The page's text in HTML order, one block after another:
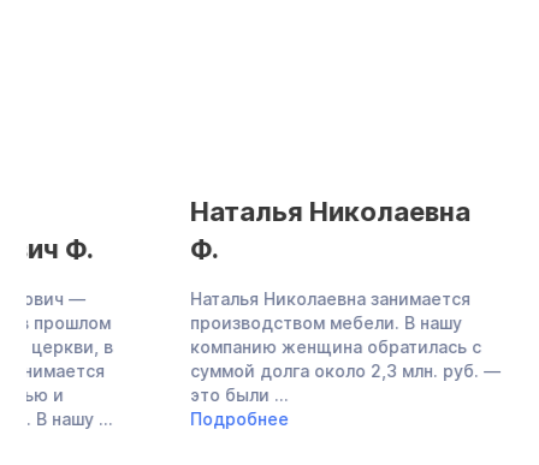
Наталья Николаевна
Ф.
Наталья Николаевна занимается
производством мебели. В нашу
компанию женщина обратилась с
суммой долга около 2,3 млн. руб. —
это были ...
Подробнее
Елена
Елены Юрьевны
Финансов-
сама обратилась
за списанием ...